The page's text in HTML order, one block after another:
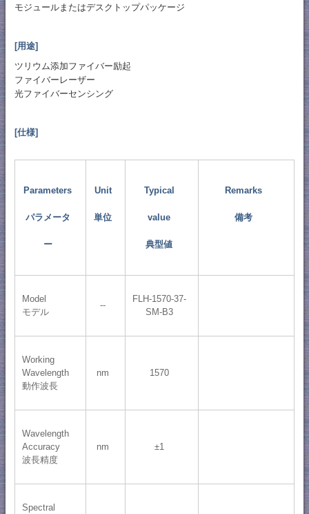
モジュールまたはデスクトップパッケージ
[用途]
ツリウム添加ファイバー励起
ファイバーレーザー
光ファイバーセンシング
[仕様]
Parameters
パラメータ
ー
Unit
単位
Typical
value
典型値
Remarks
備考
Model
モデル
--
FLH-1570-37-
SM-B3
Working
Wavelength
動作波長
nm 1570
Wavelength
Accuracy
波長精度
nm ±1
Spectral